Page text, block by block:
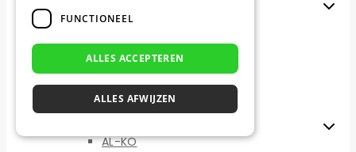
Gardena
Kress
Parkside
Stiga
Stihl
Worx
AL-KO
FUNCTIONEEL
ALLES ACCEPTEREN
ALLES AFWIJZEN